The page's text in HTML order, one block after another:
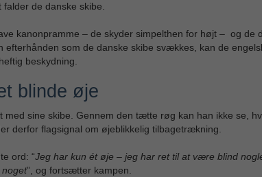
de danske skibe.
kanonpramme – de skyder simpelthen for højt – og de
som de danske skibe svækkes, kan de
beskydning.
blinde øje
sine skibe. Gennem den tætte røg kan han ikke se,
derfor flagsignal om øjeblikkelig tilbagetrækning.
ord: “Jeg har kun ét øje – jeg har ret til at være blind
”, og fortsætter kampen.